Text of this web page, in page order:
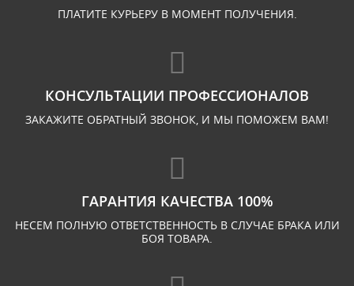
ПЛАТИТЕ КУРЬЕРУ В МОМЕНТ ПОЛУЧЕНИЯ.
КОНСУЛЬТАЦИИ ПРОФЕССИОНАЛОВ
ЗАКАЖИТЕ ОБРАТНЫЙ ЗВОНОК, И МЫ ПОМОЖЕМ ВАМ!
ГАРАНТИЯ КАЧЕСТВА 100%
НЕСЕМ ПОЛНУЮ ОТВЕТСТВЕННОСТЬ В СЛУЧАЕ БРАКА ИЛИ
БОЯ ТОВАРА.